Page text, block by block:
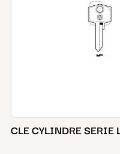
CLE CYLINDRE SERIE